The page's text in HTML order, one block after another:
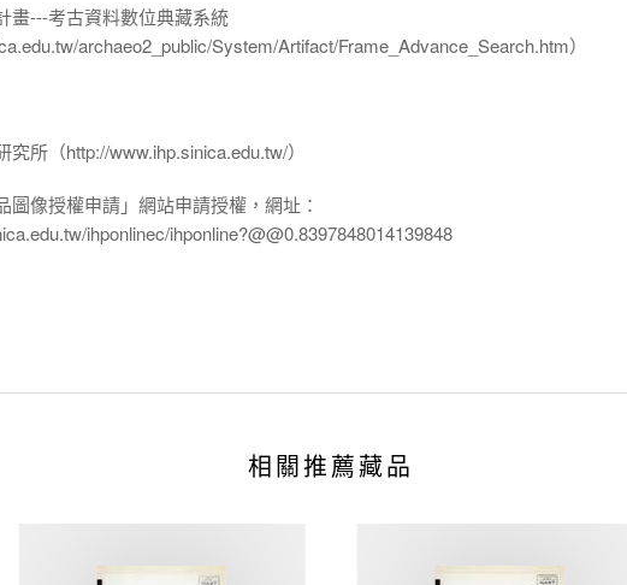
畫---考古資料數位典藏系統
archaeo2_public/System/Artifact/Frame_Advance_Search.htm）
所（http://www.ihp.sinica.edu.tw/）
圖像授權申請」網站申請授權，網址：
ihponlinec/ihponline?@@0.8397848014139848
相關推薦藏品